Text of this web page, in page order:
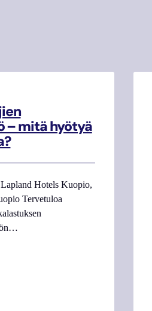
– mitä hyötyä
Hotels Kuopio,
Tervetuloa